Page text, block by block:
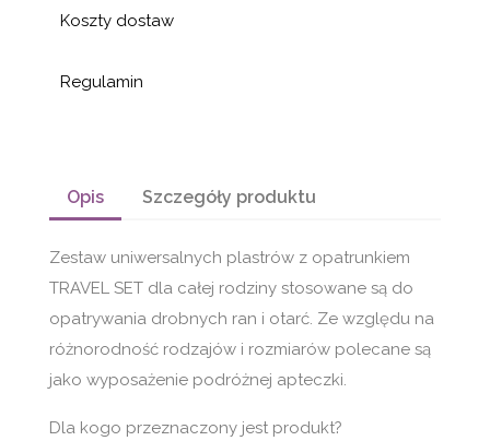
Koszty dostaw
Regulamin
Opis Szczegóły produktu
Zestaw uniwersalnych plastrów z opatrunkiem
TRAVEL SET dla całej rodziny stosowane są do
opatrywania drobnych ran i otarć. Ze względu na
różnorodność rodzajów i rozmiarów polecane są
jako wyposażenie podróżnej apteczki.
Dla kogo przeznaczony jest produkt?